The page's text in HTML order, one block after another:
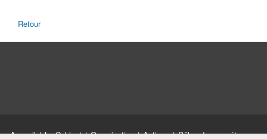
Retour
Accueil|Le Cabinet|Organisation|Actions|Pôles de compétences